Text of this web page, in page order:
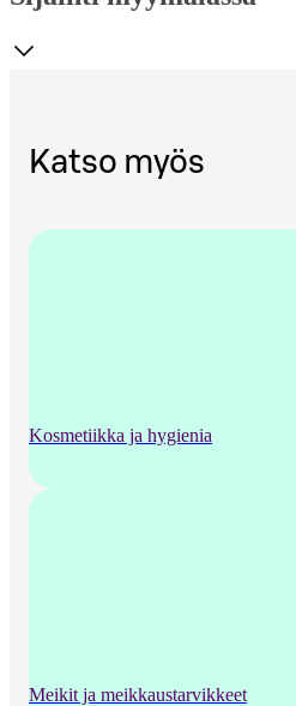
Katso myös
Kosmetiikka ja hygienia
Meikit ja meikkaustarvikkeet